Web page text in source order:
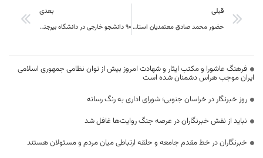
قبلی
حضور محمد صادق معتمدیان استاندار خراسان جنوبی در جمع مردم شریف محله های شهر بیرجند
بعدی
۹۰ دانشجو خارجی در دانشگاه بیرجند تحصیل می‌کنند
فرهنگ عاشورا و مکتب ایثار و شهادت امروز بیش از توان نظامی جمهوری اسلامی
ایران موجب هراس دشمنان شده است
روز خبرنگار در خراسان جنوبی؛ شورای اداری به رنگ رسانه
نباید از نقش خبرنگاران در عرصه جنگ روایت‌ها غافل شد
خبرنگاران در خط مقدم جامعه و حلقه ارتباطی میان مردم و مسئولان هستند